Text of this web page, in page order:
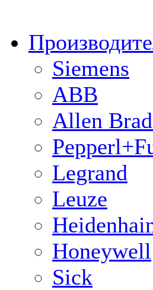
Siemens
ABB
Allen
Legrand
Leuze
Honeywell
Sick